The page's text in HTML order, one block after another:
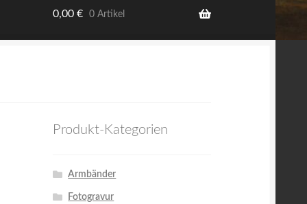
0,00 € 0 Artikel
Produkt-Kategorien
Armbänder
Fotogravur